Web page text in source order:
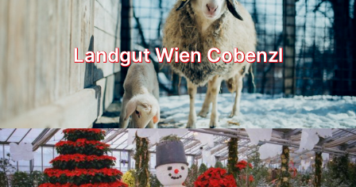
Landgut Wien Cobenzl